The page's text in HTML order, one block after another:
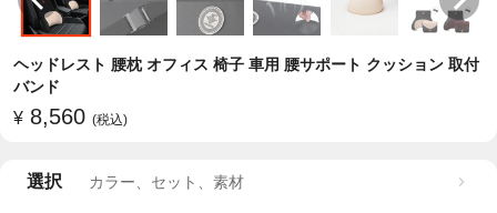
ヘッドレスト 腰枕 オフィス 椅子 車用 腰サポート クッション 取付
バンド
¥ 8,560 (税込)
選択 カラー、セット、素材